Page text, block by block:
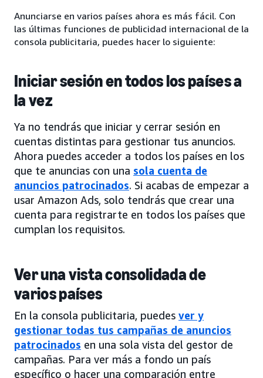
Anunciarse en varios países ahora es más fácil. Con
las últimas funciones de publicidad internacional de la
consola publicitaria, puedes hacer lo siguiente:
Iniciar sesión en todos los países a
la vez
Ya no tendrás que iniciar y cerrar sesión en
cuentas distintas para gestionar tus anuncios.
Ahora puedes acceder a todos los países en los
que te anuncias con una sola cuenta de
anuncios patrocinados. Si acabas de empezar a
usar Amazon Ads, solo tendrás que crear una
cuenta para registrarte en todos los países que
cumplan los requisitos.
Ver una vista consolidada de
varios países
En la consola publicitaria, puedes ver y
gestionar todas tus campañas de anuncios
patrocinados en una sola vista del gestor de
campañas. Para ver más a fondo un país
específico o hacer una comparación entre